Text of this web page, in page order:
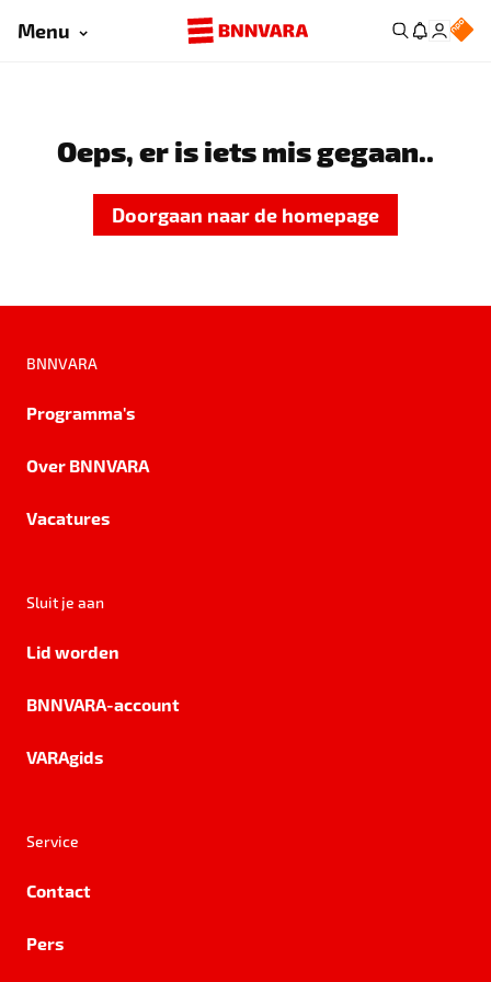
Menu
Oeps, er is iets mis gegaan..
Doorgaan naar de homepage
BNNVARA
Programma's
Over BNNVARA
Vacatures
Sluit je aan
Lid worden
BNNVARA-account
VARAgids
Service
Contact
Pers